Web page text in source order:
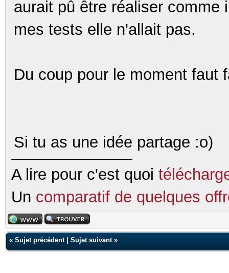
aurait pû être réaliser
mes tests elle n'allait pas.
Du coup pour le moment faut
Si tu as une idée partage :o)
A lire pour c'est quoi
Un comparatif de quelques
« Sujet précédent | Sujet suivant »